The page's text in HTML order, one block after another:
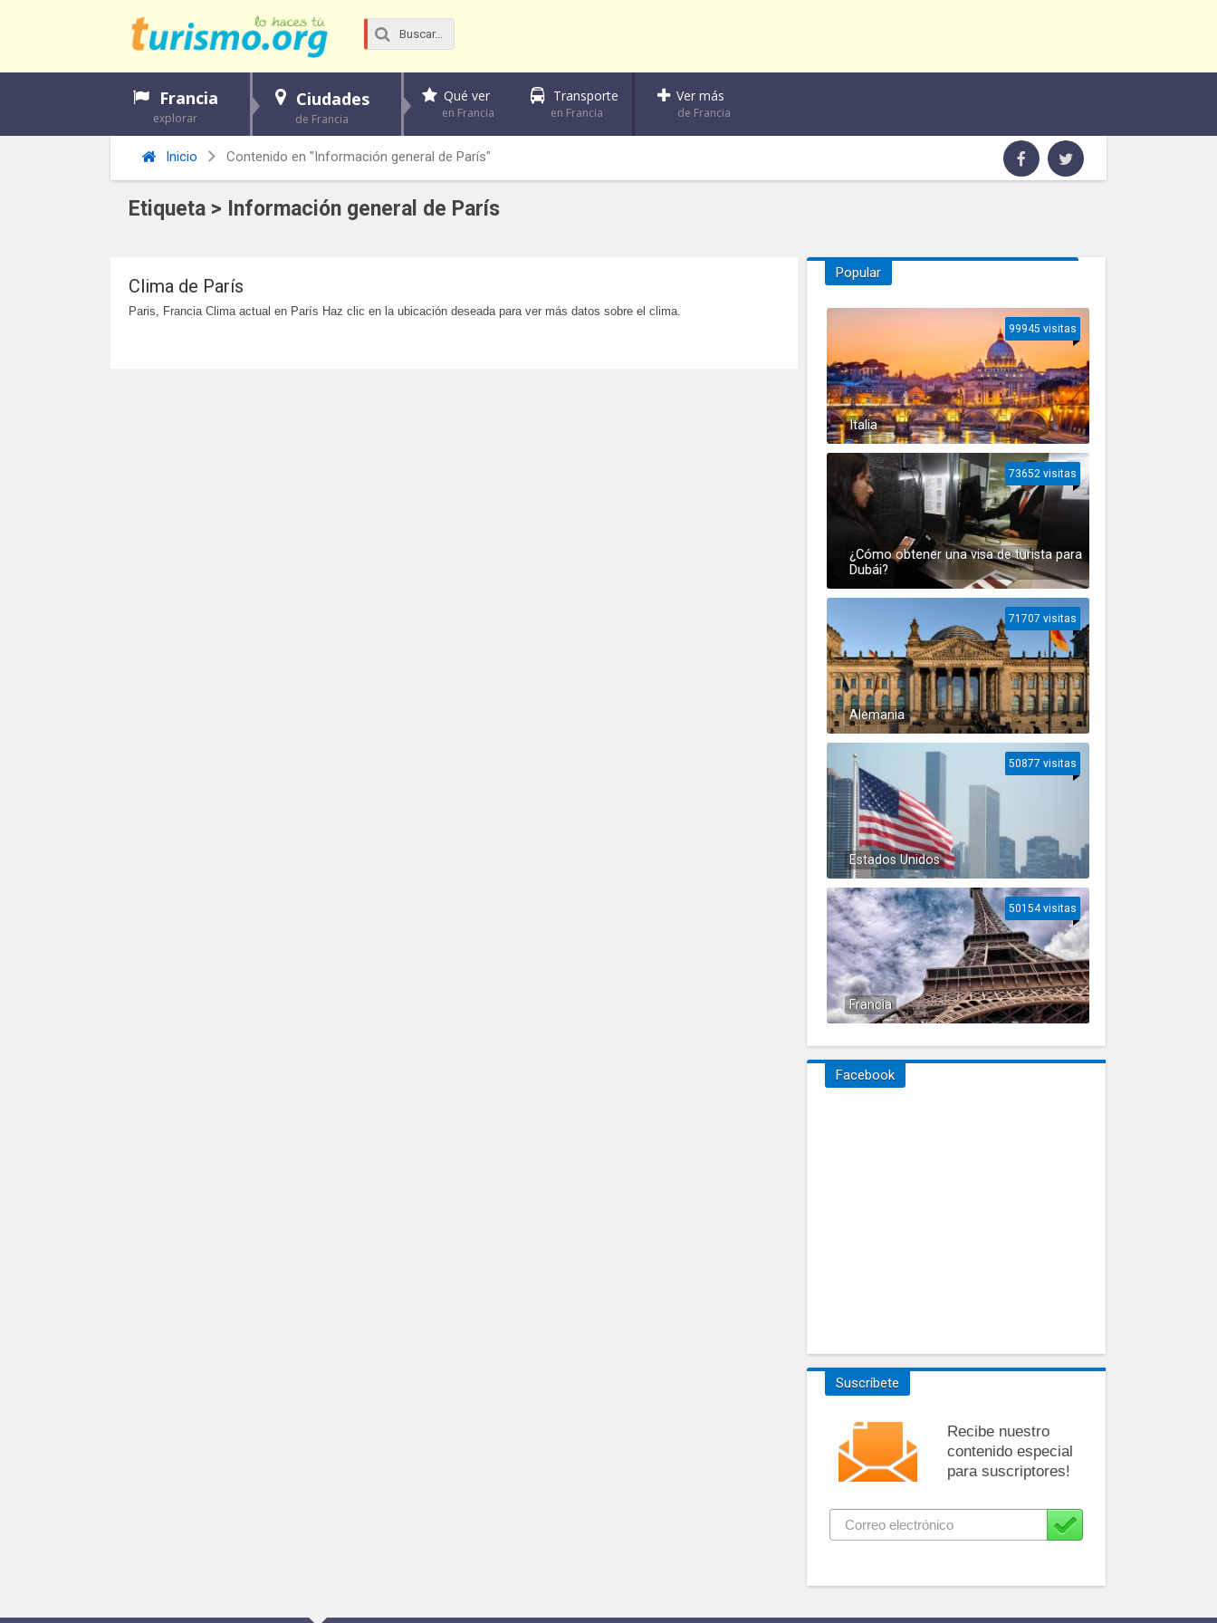
Francia
explorar
Ciudades
de Francia
Qué ver
en Francia
Transporte
en Francia
Ver más
de Francia
Inicio Contenido en "Información general de París"
Etiqueta > Información general de París
Clima de París
Paris, Francia Clima actual en París Haz clic en la ubicación deseada para ver más datos sobre el clima.
Popular
Italia
99945 visitas
¿Cómo obtener una visa de turista para
Dubái?
73652 visitas
Alemania
71707 visitas
Estados Unidos
50877 visitas
Francia
50154 visitas
Facebook
Suscríbete
Recibe nuestro
contenido especial
para suscriptores!